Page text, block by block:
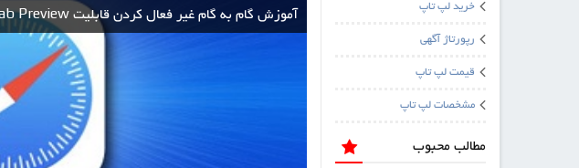
خرید لپ تاپ
رپورتاژ آگهی
قیمت لپ تاپ
مشخصات لپ تاپ
مطالب محبوب
آموزش گام به گام غیر فعال کردن قابلیت Tab Preview در سافاری